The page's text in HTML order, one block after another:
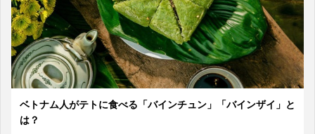
ベトナム人がテトに食べる「バインチュン」「バインザイ」と
は？